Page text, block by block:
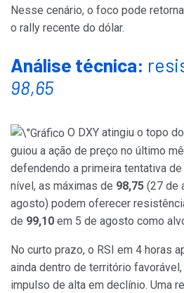
Nesse cenário, o foco pode
o rally recente do dólar.
Análise técnica:
98,65
O DXY atingiu o topo
guiou a ação de preço no último
defendendo a primeira tentativa
nível, as máximas de 98,75 (27 de
agosto) podem oferecer
de 99,10 em 5 de agosto como
No curto prazo, o RSI em 4 horas
ainda dentro de território
impulso de alta em declínio. Uma